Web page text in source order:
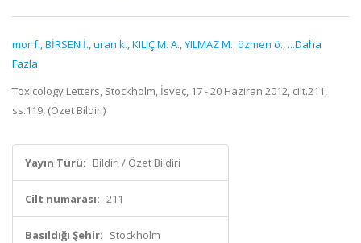
mor f.,BİRSEN İ.,uran k.,KILIÇ M. A.,YILMAZ M.,özmen ö., ...Daha
Fazla
Toxicology Letters, Stockholm, İsveç, 17 - 20 Haziran 2012, cilt.211,
ss.119, (Özet Bildiri)
Yayın Türü: Bildiri / Özet Bildiri
Cilt numarası: 211
Basıldığı Şehir: Stockholm